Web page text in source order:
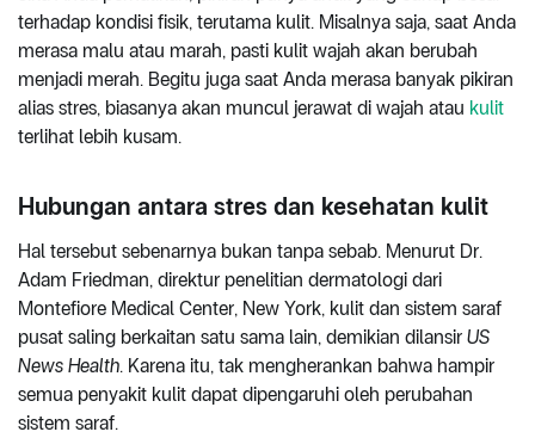
terhadap kondisi fisik, terutama kulit. Misalnya saja, saat Anda
merasa malu atau marah, pasti kulit wajah akan berubah
menjadi merah. Begitu juga saat Anda merasa banyak pikiran
alias stres, biasanya akan muncul jerawat di wajah atau kulit
terlihat lebih kusam.
Hubungan antara stres dan kesehatan kulit
Hal tersebut sebenarnya bukan tanpa sebab. Menurut Dr.
Adam Friedman, direktur penelitian dermatologi dari
Montefiore Medical Center, New York, kulit dan sistem saraf
pusat saling berkaitan satu sama lain, demikian dilansir US
News Health. Karena itu, tak mengherankan bahwa hampir
semua penyakit kulit dapat dipengaruhi oleh perubahan
sistem saraf.